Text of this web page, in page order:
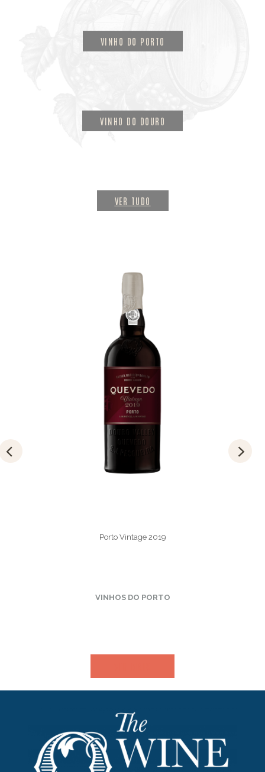
VINHO DO PORTO
VINHO DO DOURO
VER TUDO
Porto Vintage 2019
VINHOS DO PORTO